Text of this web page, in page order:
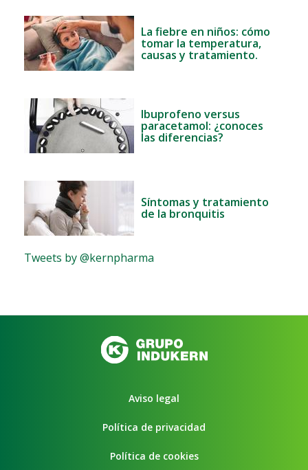
La fiebre en niños: cómo
tomar la temperatura,
causas y tratamiento.
Ibuprofeno versus
paracetamol: ¿conoces
las diferencias?
Síntomas y tratamiento
de la bronquitis
Tweets by @kernpharma
Aviso legal
Política de privacidad
Política de cookies